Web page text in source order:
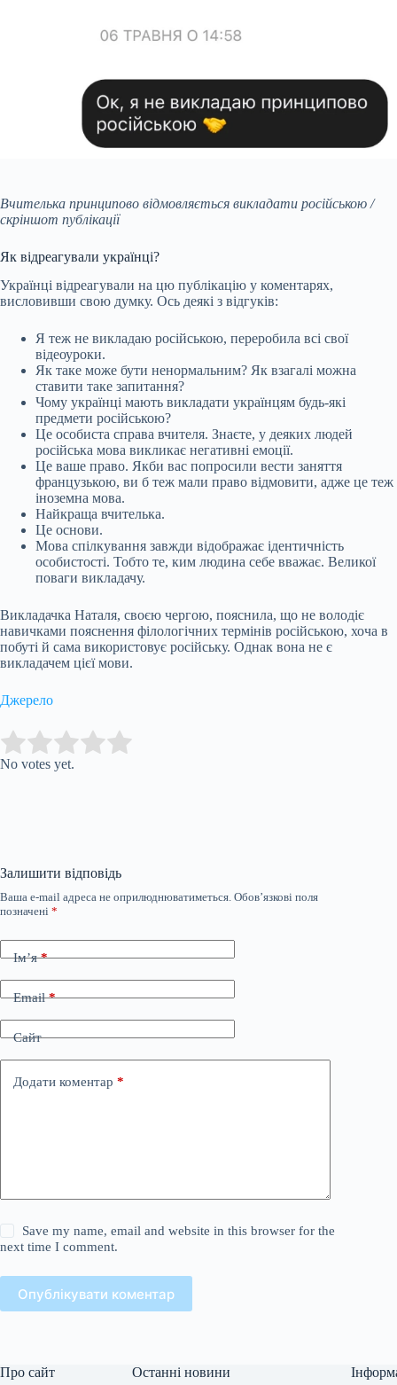
Вчителька принципово відмовляється викладати російською /
скріншот публікації
Як відреагували українці?
Українці відреагували на цю публікацію у коментарях,
висловивши свою думку. Ось деякі з відгуків:
Я теж не викладаю російською, переробила всі свої
відеоуроки.
Як таке може бути ненормальним? Як взагалі можна
ставити таке запитання?
Чому українці мають викладати українцям будь-які
предмети російською?
Це особиста справа вчителя. Знаєте, у деяких людей
російська мова викликає негативні емоції.
Це ваше право. Якби вас попросили вести заняття
французькою, ви б теж мали право відмовити, адже це теж
іноземна мова.
Найкраща вчителька.
Це основи.
Мова спілкування завжди відображає ідентичність
особистості. Тобто те, ким людина себе вважає. Великої
поваги викладачу.
Викладачка Наталя, своєю чергою, пояснила, що не володіє
навичками пояснення філологічних термінів російською, хоча в
побуті й сама використовує російську. Однак вона не є
викладачем цієї мови.
Джерело
Rate this item:
No votes yet.
Залишити відповідь
Ваша e-mail адреса не оприлюднюватиметься. Обов’язкові поля
позначені *
Ім’я*
Email*
Сайт
Додати коментар *
Save my name, email and website in this browser for the
next time I comment.
Опублікувати коментар
Про сайт Останні новини